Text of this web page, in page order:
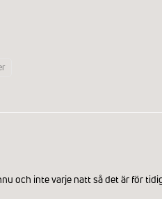
och inte varje natt så det är för